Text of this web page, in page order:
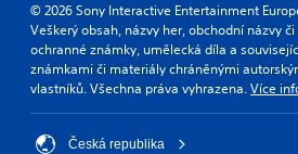
© 2026 Sony Interactive Entertainment
Veškerý obsah, názvy her, obchodní názvy
ochranné známky, umělecká díla a
známkami či materiály chráněnými
vlastníků. Všechna práva vyhrazena.Více
Česká republika